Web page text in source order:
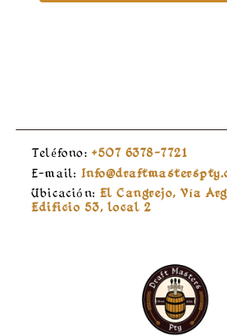
Teléfono: +507 6378-7721
E-mail:
Ubicación: El Cangrejo, Vía
Edificio 53, local 2